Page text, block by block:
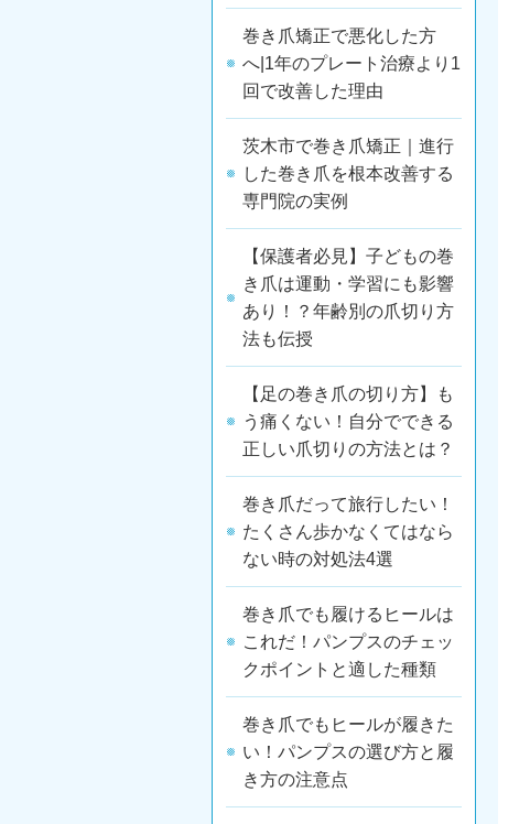
巻き爪矯正で悪化した方
へ|1年のプレート治療より1
回で改善した理由
茨木市で巻き爪矯正｜進行
した巻き爪を根本改善する
専門院の実例
【保護者必見】子どもの巻
き爪は運動・学習にも影響
あり！？年齢別の爪切り方
法も伝授
【足の巻き爪の切り方】も
う痛くない！自分でできる
正しい爪切りの方法とは？
巻き爪だって旅行したい！
たくさん歩かなくてはなら
ない時の対処法4選
巻き爪でも履けるヒールは
これだ！パンプスのチェッ
クポイントと適した種類
巻き爪でもヒールが履きた
い！パンプスの選び方と履
き方の注意点